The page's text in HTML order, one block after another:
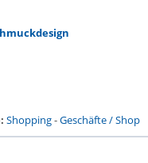
Shopping-Geschäfte / Shop